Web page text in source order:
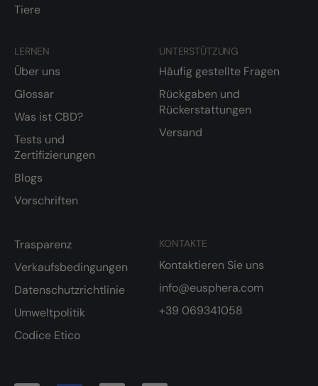
Tiere
LERNEN
Über uns
Glossar
Was ist CBD?
Tests und
Zertifizierungen
Blogs
Vorschriften
KONTAKTE
Kontaktieren Sie uns
info@eusphera.com
+39 069341058
UNTERSTÜTZUNG
Häufig gestellte Fragen
Rückgaben und
Rückerstattungen
Versand
Trasparenz
Verkaufsbedingungen
Datenschutzrichtlinie
Umweltpolitik
Codice Etico